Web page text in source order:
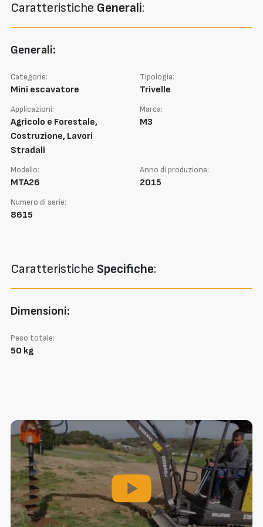
Caratteristiche Generali:
Generali:
Categorie:
Mini escavatore
Tipologia:
Trivelle
Applicazioni:
Agricolo e Forestale,
Costruzione, Lavori
Stradali
Marca:
M3
Modello:
MTA26
Anno di produzione:
2015
Numero di serie:
8615
Caratteristiche Specifiche:
Dimensioni:
Peso totale:
50 kg